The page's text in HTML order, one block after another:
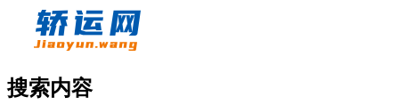
搜索内容